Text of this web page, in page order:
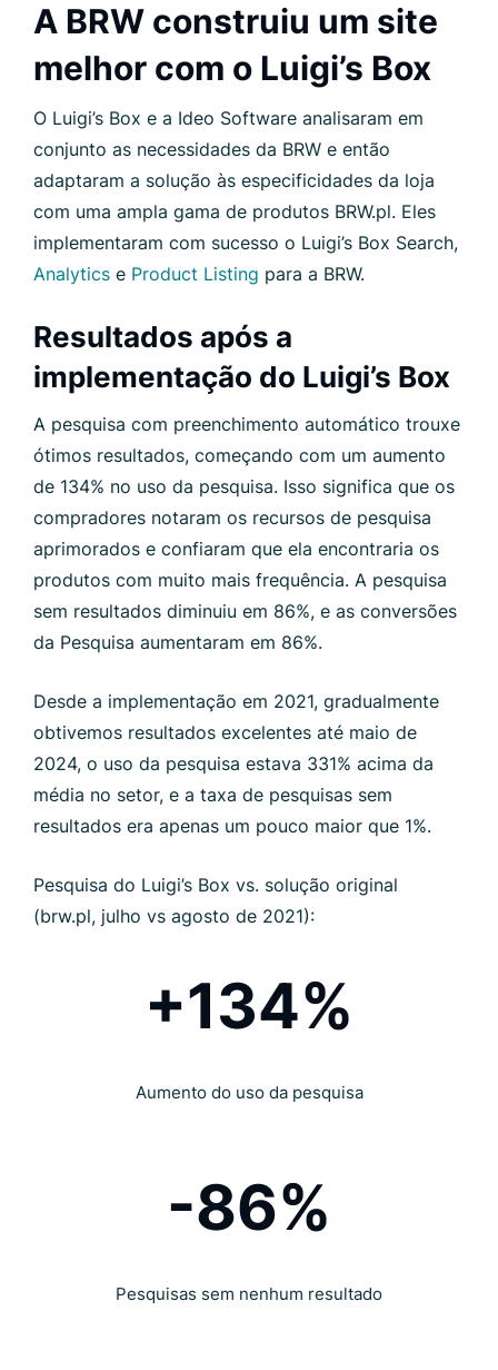
A BRW construiu um site
melhor com o Luigi’s Box
O Luigi’s Box e a Ideo Software analisaram em
conjunto as necessidades da BRW e então
adaptaram a solução às especificidades da loja
com uma ampla gama de produtos BRW.pl. Eles
implementaram com sucesso o Luigi’s Box Search,
Analytics e Product Listing para a BRW.
Resultados após a
implementação do Luigi’s Box
A pesquisa com preenchimento automático trouxe
ótimos resultados, começando com um aumento
de 134% no uso da pesquisa. Isso significa que os
compradores notaram os recursos de pesquisa
aprimorados e confiaram que ela encontraria os
produtos com muito mais frequência. A pesquisa
sem resultados diminuiu em 86%, e as conversões
da Pesquisa aumentaram em 86%.
Desde a implementação em 2021, gradualmente
obtivemos resultados excelentes até maio de
2024, o uso da pesquisa estava 331% acima da
média no setor, e a taxa de pesquisas sem
resultados era apenas um pouco maior que 1%.
Pesquisa do Luigi’s Box vs. solução original
(brw.pl, julho vs agosto de 2021):
+134%
Aumento do uso da pesquisa
-86%
Pesquisas sem nenhum resultado